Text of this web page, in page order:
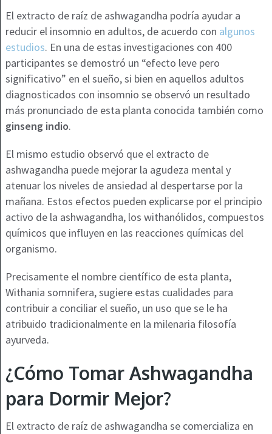
El extracto de raíz de ashwagandha podría ayudar a
reducir el insomnio en adultos, de acuerdo con algunos
estudios. En una de estas investigaciones con 400
participantes se demostró un “efecto leve pero
significativo” en el sueño, si bien en aquellos adultos
diagnosticados con insomnio se observó un resultado
más pronunciado de esta planta conocida también como
ginseng indio.
El mismo estudio observó que el extracto de
ashwagandha puede mejorar la agudeza mental y
atenuar los niveles de ansiedad al despertarse por la
mañana. Estos efectos pueden explicarse por el principio
activo de la ashwagandha, los withanólidos, compuestos
químicos que influyen en las reacciones químicas del
organismo.
Precisamente el nombre científico de esta planta,
Withania somnifera, sugiere estas cualidades para
contribuir a conciliar el sueño, un uso que se le ha
atribuido tradicionalmente en la milenaria filosofía
ayurveda.
¿Cómo Tomar Ashwagandha
para Dormir Mejor?
El extracto de raíz de ashwagandha se comercializa en